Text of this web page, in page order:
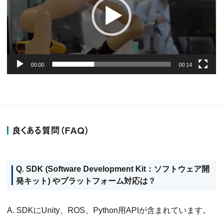
ヤ
ー
00:00 00:14
良くある質問（FAQ）
Q. SDK (Software Development Kit：ソフトウェア開
発キット) やプラットフォーム対応は？
A. SDKにUnity、ROS、Python用APIが含まれています。